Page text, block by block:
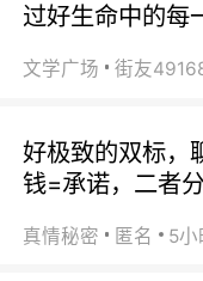
过好生命中的每
文学广场
好极致的双标，
钱=承诺，二者
真情秘密 匿名 5小